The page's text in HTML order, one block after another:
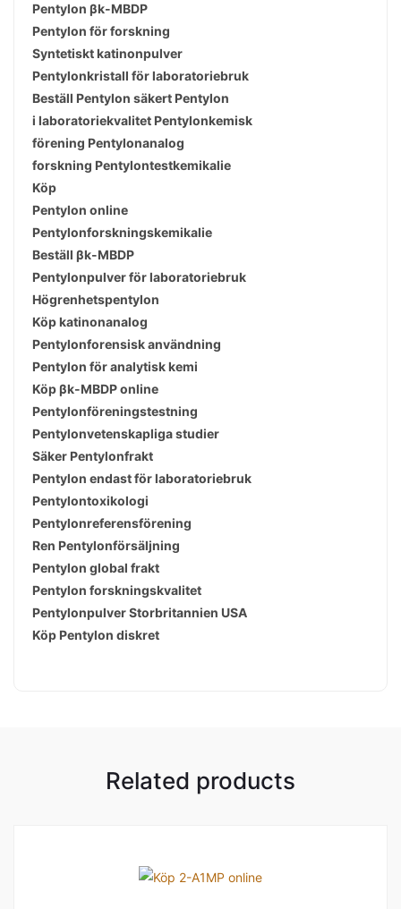
Pentylon βk-MBDP
Pentylon för forskning
Syntetiskt katinonpulver
Pentylonkristall för laboratoriebruk
Beställ Pentylon säkert Pentylon
i laboratoriekvalitet Pentylonkemisk
förening Pentylonanalog
forskning Pentylontestkemikalie
Köp
Pentylon online
Pentylonforskningskemikalie
Beställ βk-MBDP
Pentylonpulver för laboratoriebruk
Högrenhetspentylon
Köp katinonanalog
Pentylonforensisk användning
Pentylon för analytisk kemi
Köp βk-MBDP online
Pentylonföreningstestning
Pentylonvetenskapliga studier
Säker Pentylonfrakt
Pentylon endast för laboratoriebruk
Pentylontoxikologi
Pentylonreferensförening
Ren Pentylonförsäljning
Pentylon global frakt
Pentylon forskningskvalitet
Pentylonpulver Storbritannien USA
Köp Pentylon diskret
Related products